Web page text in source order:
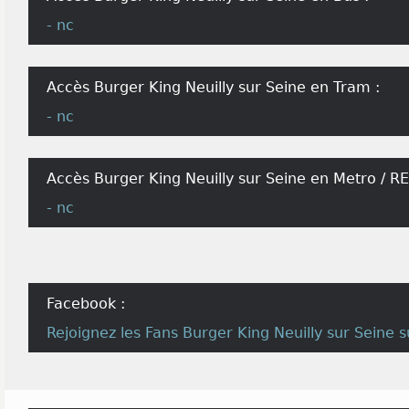
- nc
Accès Burger King Neuilly sur Seine en Tram :
- nc
Accès Burger King Neuilly sur Seine en Metro /
- nc
Facebook :
Rejoignez les Fans Burger King Neuilly sur Seine